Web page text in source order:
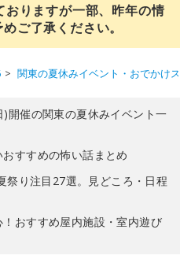
りますが一部、昨年の情
ご了承ください。
関東の夏休みイベント・おでかけ
開催の関東の夏休みイベント一
おすすめの怖い話まとめ
祭り注目27選。見どころ・日程
おすすめ屋内施設・室内遊び